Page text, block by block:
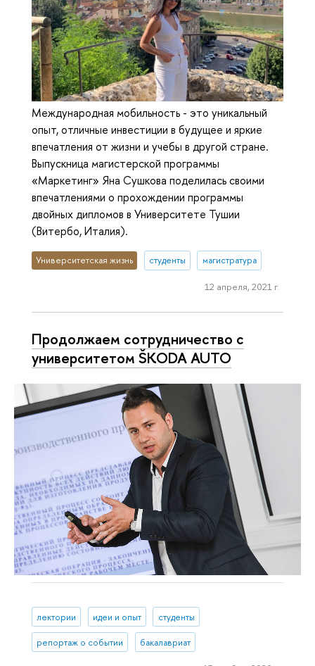
Международная мобильность - это уникальный
опыт, отличные инвестиции в будущее и яркие
впечатления от жизни и учебы в другой стране.
Выпускница магистерской программы
«Маркетинг» Яна Сушкова поделилась своими
впечатлениями о прохождении программы
двойных дипломов в Университете Тушии
(Витербо, Италия).
Университетская жизнь студенты магистратура
12 апреля, 2021 г.
Продолжаем сотрудничество с
университетом ŠKODA AUTO
лектории идеи и опыт студенты
репортаж о событии бакалавриат